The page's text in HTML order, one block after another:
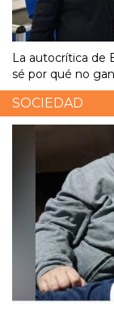
La autocrítica de
sé por qué no
SOCIEDAD